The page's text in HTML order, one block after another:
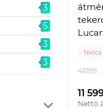
3
5
3
3
46195
11
Nettó